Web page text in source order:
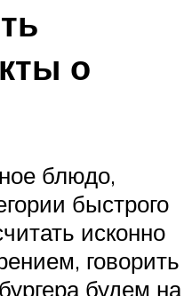
о
блюдо,
быстрого
исконно
говорить
будем на